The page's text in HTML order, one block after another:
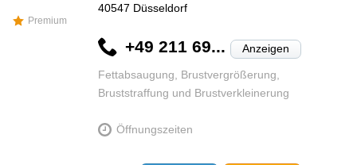
Premium
40547 Düsseldorf
+49 211 69... Anzeigen
Fettabsaugung, Brustvergrößerung,
Bruststraffung und Brustverkleinerung
Öffnungszeiten